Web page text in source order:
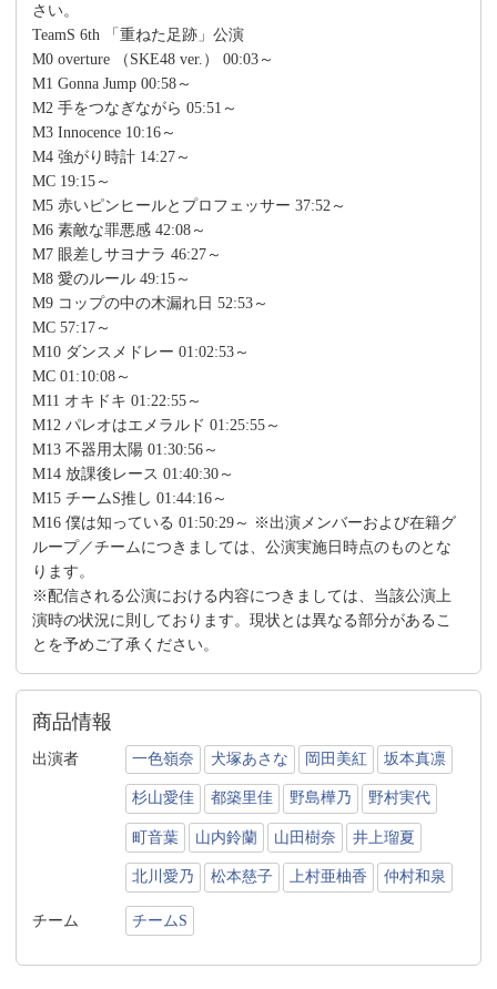
さい。
TeamS 6th 「重ねた足跡」公演
M0 overture （SKE48 ver.） 00:03～
M1 Gonna Jump 00:58～
M2 手をつなぎながら 05:51～
M3 Innocence 10:16～
M4 強がり時計 14:27～
MC 19:15～
M5 赤いピンヒールとプロフェッサー 37:52～
M6 素敵な罪悪感 42:08～
M7 眼差しサヨナラ 46:27～
M8 愛のルール 49:15～
M9 コップの中の木漏れ日 52:53～
MC 57:17～
M10 ダンスメドレー 01:02:53～
MC 01:10:08～
M11 オキドキ 01:22:55～
M12 パレオはエメラルド 01:25:55～
M13 不器用太陽 01:30:56～
M14 放課後レース 01:40:30～
M15 チームS推し 01:44:16～
M16 僕は知っている 01:50:29～ ※出演メンバーおよび在籍グ
ループ／チームにつきましては、公演実施日時点のものとな
ります。
※配信される公演における内容につきましては、当該公演上
演時の状況に則しております。現状とは異なる部分があるこ
とを予めご了承ください。
商品情報
出演者 一色嶺奈 犬塚あさな 岡田美紅 坂本真凛
杉山愛佳 都築里佳 野島樺乃 野村実代
町音葉 山内鈴蘭 山田樹奈 井上瑠夏
北川愛乃 松本慈子 上村亜柚香 仲村和泉
チーム チームS